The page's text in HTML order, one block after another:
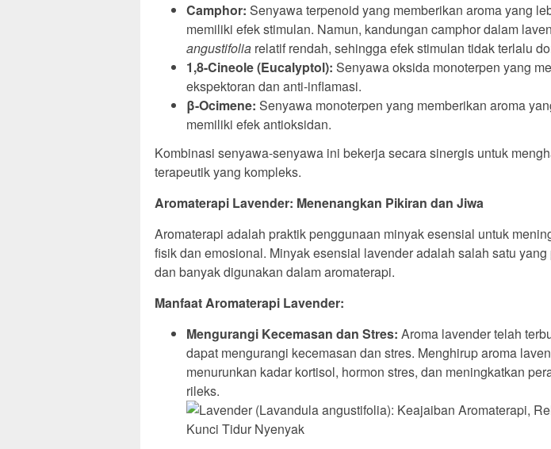
Camphor: Senyawa terpenoid yang memberikan aroma yang
memiliki efek stimulan. Namun, kandungan camphor dalam
angustifolia relatif rendah, sehingga efek stimulan tidak terlalu
1,8-Cineole (Eucalyptol): Senyawa oksida monoterpen yang
ekspektoran dan anti-inflamasi.
β-Ocimene: Senyawa monoterpen yang memberikan aroma
memiliki efek antioksidan.
Kombinasi senyawa-senyawa ini bekerja secara sinergis untuk
terapeutik yang kompleks.
Aromaterapi Lavender: Menenangkan Pikiran dan Jiwa
Aromaterapi adalah praktik penggunaan minyak esensial untuk
fisik dan emosional. Minyak esensial lavender adalah salah satu
dan banyak digunakan dalam aromaterapi.
Manfaat Aromaterapi Lavender:
Mengurangi Kecemasan dan Stres: Aroma lavender telah
dapat mengurangi kecemasan dan stres. Menghirup aroma
menurunkan kadar kortisol, hormon stres, dan meningkatkan
rileks.